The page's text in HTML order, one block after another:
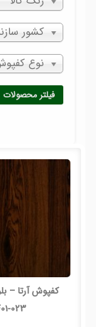
کشور
نوع
فیلتر محصولات
کفپوش آرتا –
023